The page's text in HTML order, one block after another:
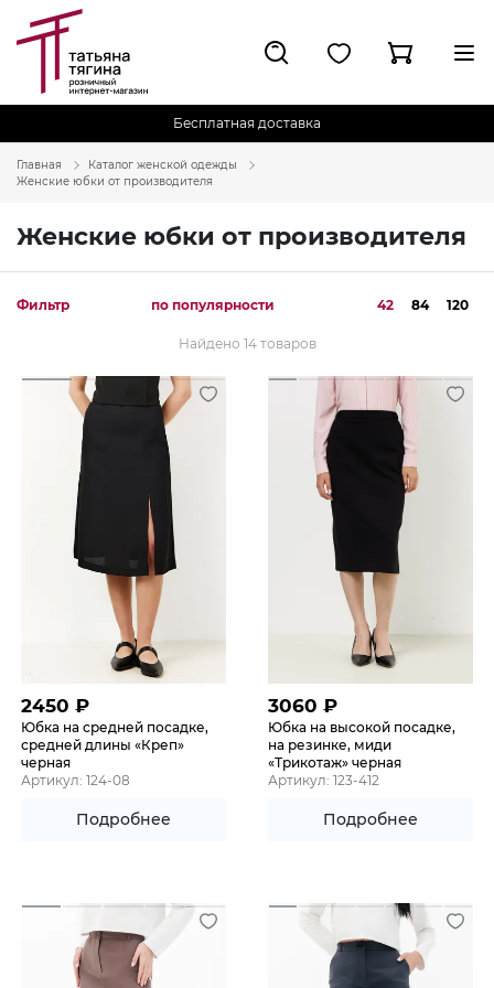
Бесплатная доставка
Главная
Каталог женской одежды
Женские юбки от производителя
Женские юбки от производителя
Фильтр по популярности 42 84 120
Найдено 14 товаров
2450 ₽
Юбка на средней посадке,
средней длины «Креп»
черная
Артикул: 124-08
Подробнее
3060 ₽
Юбка на высокой посадке,
на резинке, миди
«Трикотаж» черная
Артикул: 123-412
Подробнее